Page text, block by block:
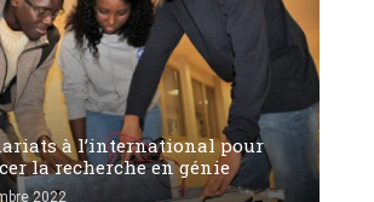
à l’international pour
la recherche en génie
2022